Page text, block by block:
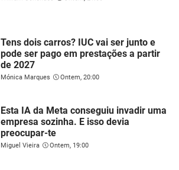
Tens dois carros? IUC vai ser junto e
pode ser pago em prestações a partir
de 2027
Mónica Marques Ontem, 20:00
Esta IA da Meta conseguiu invadir uma
empresa sozinha. E isso devia
preocupar-te
Miguel Vieira Ontem, 19:00